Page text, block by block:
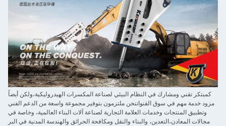
كمبتكر تقني ومشارك في النظام البيئي لصناعة المكسرات الهيدروليكية،ولكن أيضاً
مزود خدمة مهم في سوق القنواتنحن ملتزمون بتوفير مجموعة واسعة من الدعم الفني
وتطبيق المنتجات وخدمات العلامة التجارية لصناعة آلات البناء العالمية، وخاصة في
مجالات المعادن،التعدين، والبناء والنقل ومكافحة الحرائق والهندسة المدنية في البر